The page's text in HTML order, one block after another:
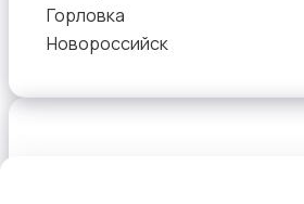
Горловка
Новороссийск